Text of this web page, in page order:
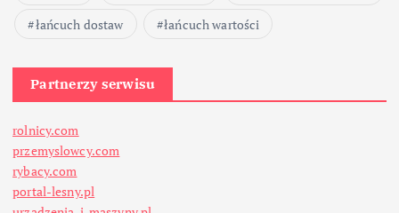
łańcuch dostaw
łańcuch wartości
Partnerzy serwisu
rolnicy.com
przemyslowcy.com
rybacy.com
portal-lesny.pl